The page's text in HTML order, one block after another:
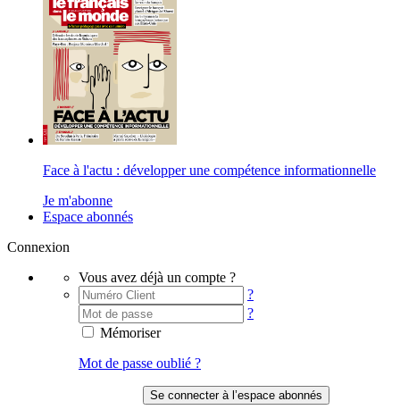
Face à l'actu : développer une compétence informationnelle
Je m'abonne
Espace abonnés
Connexion
Vous avez déjà un compte ?
?
?
Mémoriser
Mot de passe oublié ?